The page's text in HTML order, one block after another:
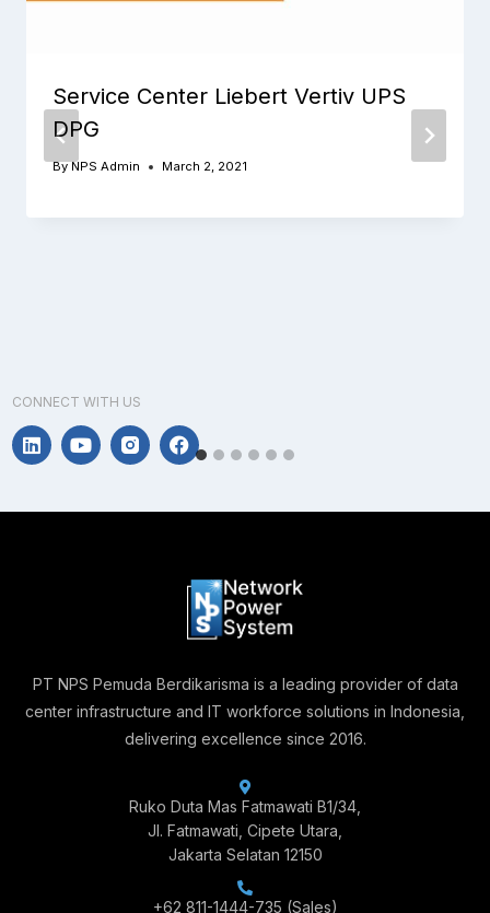
Service Center Liebert Vertiv UPS
DPG
By NPS Admin March 2, 2021
CONNECT WITH US
PT NPS Pemuda Berdikarisma is a leading provider of data
center infrastructure and IT workforce solutions in Indonesia,
delivering excellence since 2016.
Ruko Duta Mas Fatmawati B1/34,
Jl. Fatmawati, Cipete Utara,
Jakarta Selatan 12150
+62 811-1444-735 (Sales)